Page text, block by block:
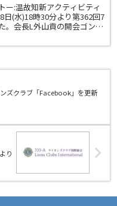
ー:温故知新アクティビティ
(水)18時30分より第362回7
。会長L外山貢の開会ゴング
ズクラブ「Facebook」を更新
り